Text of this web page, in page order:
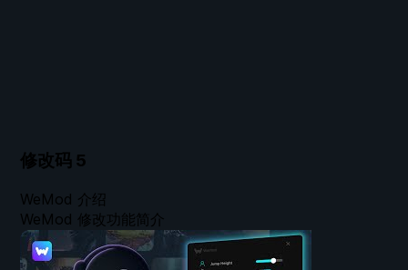
修改码 5
WeMod 介绍
WeMod 修改功能简介